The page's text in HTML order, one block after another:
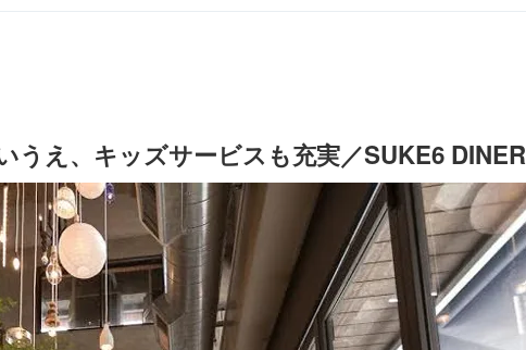
うえ、キッズサービスも充実／SUKE6 DINER